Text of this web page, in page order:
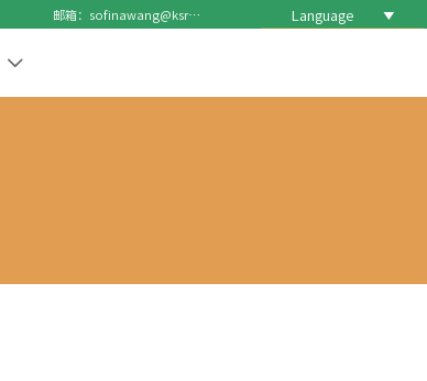
邮箱：sofinawang@ksrcd.com Language 
